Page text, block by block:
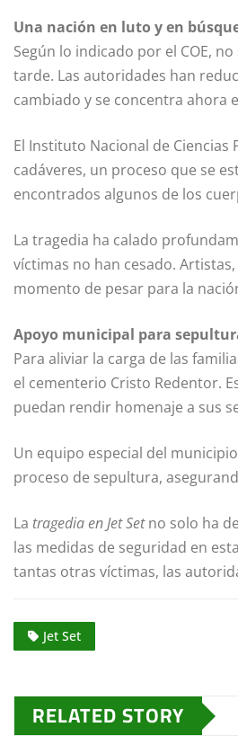
Una nación en luto y en
Según lo indicado por el COE,
tarde. Las autoridades han
cambiado y se concentra ahora
El Instituto Nacional de Ciencias
cadáveres, un proceso que se
encontrados algunos de los
La tragedia ha calado
víctimas no han cesado.
momento de pesar para la
Apoyo municipal para
Para aliviar la carga de las
el cementerio Cristo Redentor.
puedan rendir homenaje a sus
Un equipo especial del
proceso de sepultura,
La tragedia en Jet Setno solo ha
las medidas de seguridad en
tantas otras víctimas, las
Jet Set
RELATED STORY